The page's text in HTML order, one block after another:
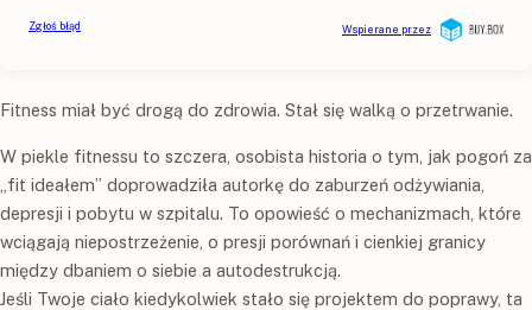
Fitness miał być drogą do zdrowia. Stał się walką o przetrwanie.
W piekle fitnessu to szczera, osobista historia o tym, jak pogoń za
„fit ideałem” doprowadziła autorkę do zaburzeń odżywiania,
depresji i pobytu w szpitalu. To opowieść o mechanizmach, które
wciągają niepostrzeżenie, o presji porównań i cienkiej granicy
między dbaniem o siebie a autodestrukcją.
Jeśli Twoje ciało kiedykolwiek stało się projektem do poprawy, ta